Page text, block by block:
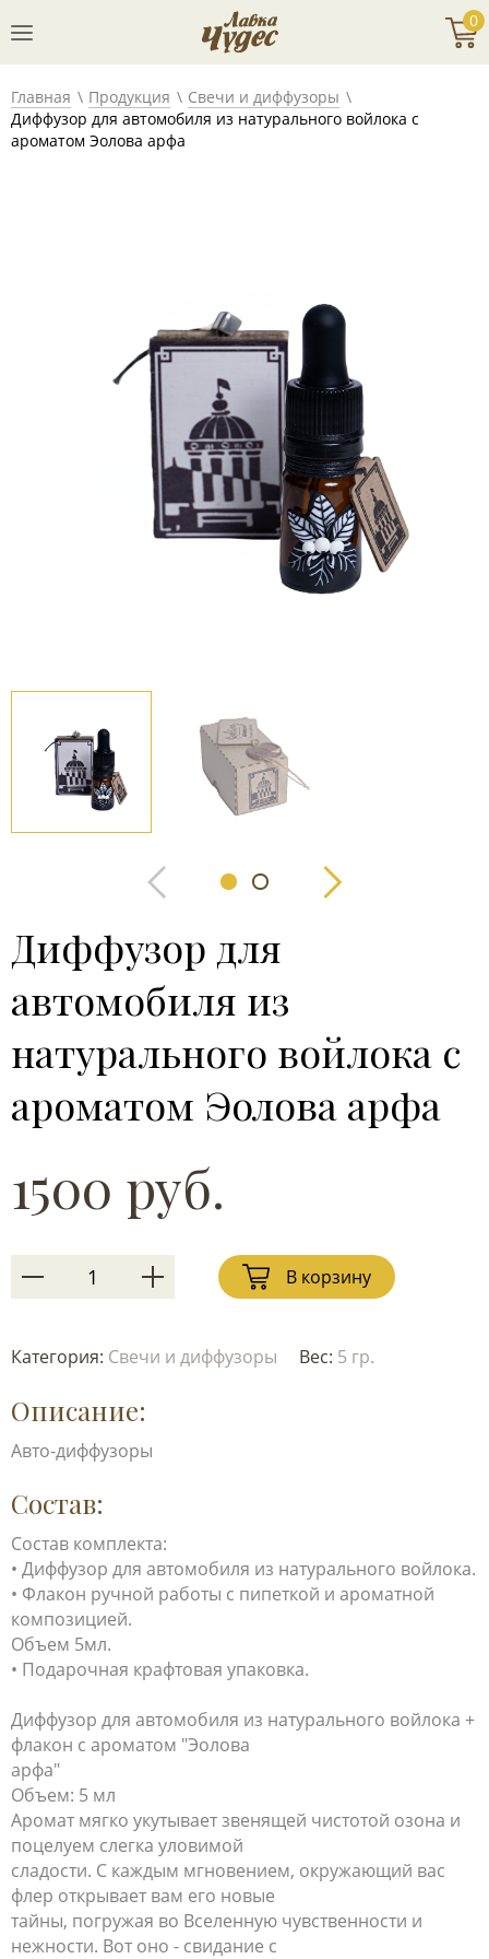
0
Главная Продукция
Свечи и диффузоры
Диффузор для автомобиля из натурального войлока с
ароматом Эолова арфа
Диффузор для
автомобиля из
натурального войлока с
ароматом Эолова арфа
1500 руб.
В корзину
Категория: Свечи и диффузоры Вес: 5 гр.
Описание:
Авто-диффузоры
Состав:
Состав комплекта:
• Диффузор для автомобиля из натурального войлока.
• Флакон ручной работы с пипеткой и ароматной
композицией.
Объем 5мл.
• Подарочная крафтовая упаковка.
Диффузор для автомобиля из натурального войлока +
флакон с ароматом "Эолова
арфа"
Объем: 5 мл
Аромат мягко укутывает звенящей чистотой озона и
поцелуем слегка уловимой
сладости. С каждым мгновением, окружающий вас
флер открывает вам его новые
тайны, погружая во Вселенную чувственности и
нежности. Вот оно - свидание с